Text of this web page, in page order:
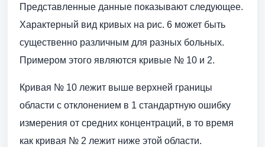
Представленные данные показывают следующее.
Характерный вид кривых на рис. 6 может быть
существенно различным для разных больных.
Примером этого являются кривые № 10 и 2.
Кривая № 10 лежит выше верхней границы
области с отклонением в 1 стандартную ошибку
измерения от средних концентраций, в то время
как кривая № 2 лежит ниже этой области.